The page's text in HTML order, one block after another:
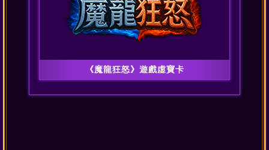
《魔龍狂怒》遊戲虛寶卡